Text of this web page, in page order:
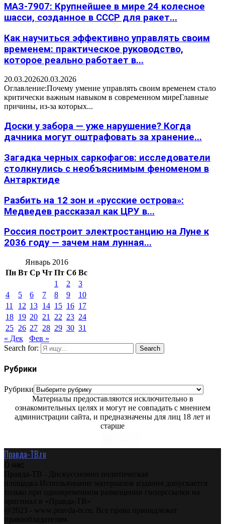
МАЗ-7907: Крупнейшее в мире 24 колесное
шасси, созданное в СССР для ракет...
Как научиться эффективно управлять своим
временем: практическое руководство,
которое реально работает в...
20.03.202620.03.2026
Оглавление:Почему умение управлять своим временем стало
критически важным навыком в современном миреГлавные
причины, из-за которых...
Доски у забора — уже нарушение? Когда
дачника могут оштрафовать за хранение...
Загадка черных саркофагов: исследователи
столкнулись с необъяснимым феноменом в
Антарктиде
Разбить на 12 зон и «русские острова»:
Медведев рассказал как ЦРУ в...
Россия построит электростанцию на Луне к
2036 году — зачем нам лунная...
Январь 2016
Пн Вт Ср Чт Пт Сб Вс
1
2
3
4
5 6 7 8 9
10
11
12 13 14 15 16 17
18 19 20 21 22 23 24
25 26 27 28 29 30 31
« Дек
Фев »
Search for:
Search
Рубрики
Рубрики
Материалы предоставляются исключительно в
ознакомительных целях и могут не совпадать с мнением
администрации сайта, и предназначены для лиц 18 лет и
старше
Правда-ТВ.ru
О нас
Правда-ТВ - Дискуссионно политическая
площадка.Использование материалов издания допускается
только при одновременном размещении гиперссылки на
оригинал в «Правда-ТВ»
@2023 - www.pravda-tv.ru. Все права принадлежат
правообладателям.